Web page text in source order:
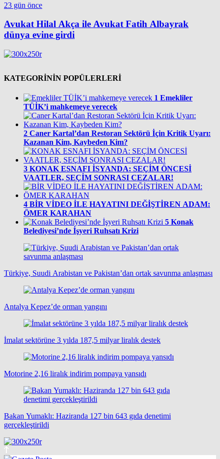
23 gün önce
Avukat Hilal Akça ile Avukat Fatih Albayrak
dünya evine girdi
KATEGORİNİN POPÜLERLERİ
1 Emekliler
TÜİK’i mahkemeye verecek
2 Caner Kartal’dan Restoran Sektörü İçin Kritik Uyarı:
Kazanan Kim, Kaybeden Kim?
3 KONAK ESNAFI İSYANDA: SEÇİM ÖNCESİ
VAATLER, SEÇİM SONRASI CEZALAR!
4 BİR VİDEO İLE HAYATINI DEĞİŞTİREN ADAM:
ÖMER KARAHAN
5 Konak
Belediyesi’nde İşyeri Ruhsatı Krizi
Türkiye, Suudi Arabistan ve Pakistan’dan ortak savunma anlaşması
Antalya Kepez’de orman yangını
İmalat sektörüne 3 yılda 187,5 milyar liralık destek
Motorine 2,16 liralık indirim pompaya yansıdı
Bakan Yumaklı: Haziranda 127 bin 643 gıda denetimi
gerçekleştirildi